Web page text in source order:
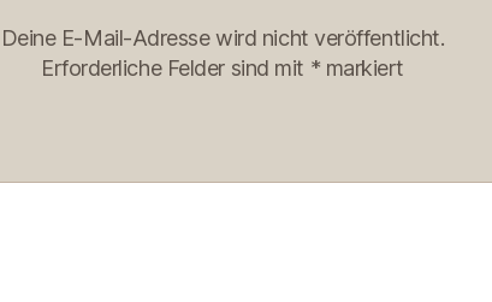
Deine E-Mail-Adresse wird nicht veröffentlicht.
Erforderliche Felder sind mit * markiert